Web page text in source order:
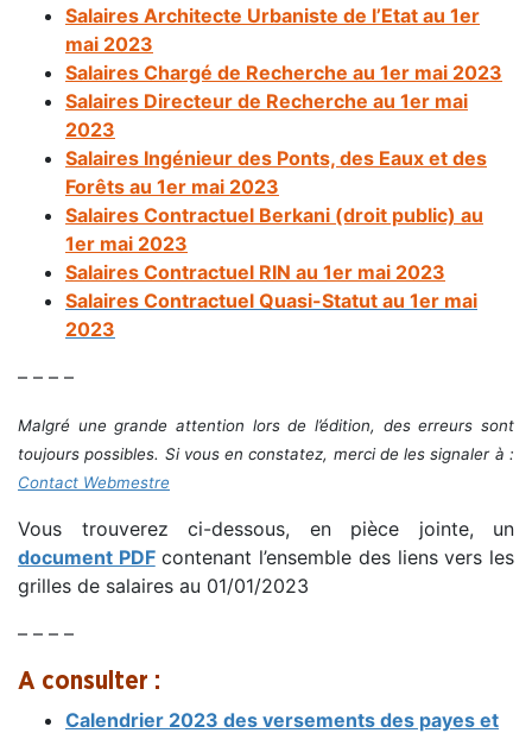
Salaires Architecte Urbaniste de l’Etat au 1er
mai 2023
Salaires Chargé de Recherche au 1er mai 2023
Salaires Directeur de Recherche au 1er mai
2023
Salaires Ingénieur des Ponts, des Eaux et des
Forêts au 1er mai 2023
Salaires Contractuel Berkani (droit public) au
1er mai 2023
Salaires Contractuel RIN au 1er mai 2023
Salaires Contractuel Quasi-Statut au 1er mai
2023
– – – –
Malgré une grande attention lors de l’édition, des erreurs sont
toujours possibles. Si vous en constatez, merci de les signaler à :
Contact Webmestre
Vous trouverez ci-dessous, en pièce jointe, un
document PDFcontenant l’ensemble des liens vers les
grilles de salaires au 01/01/2023
– – – –
A consulter :
Calendrier 2023 des versements des payes et